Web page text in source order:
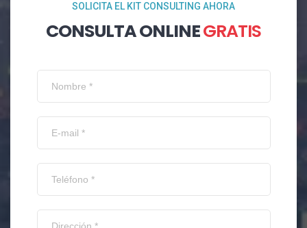
SOLICITA EL KIT CONSULTING AHORA
CONSULTA ONLINEGRATIS